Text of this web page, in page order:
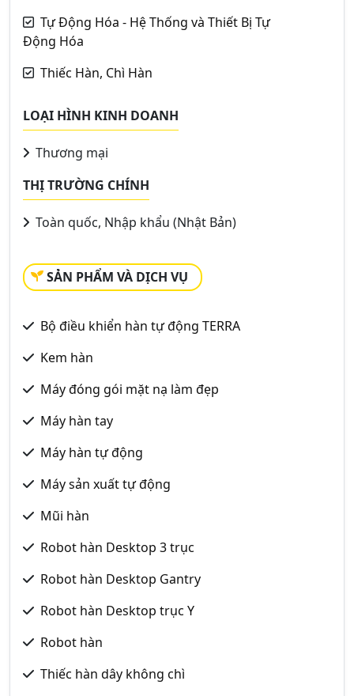
Tự Động Hóa - Hệ Thống và Thiết Bị Tự
Động Hóa
Thiếc Hàn, Chì Hàn
LOẠI HÌNH KINH DOANH
Thương mại
THỊ TRƯỜNG CHÍNH
Toàn quốc, Nhập khẩu (Nhật Bản)
SẢN PHẨM VÀ DỊCH VỤ
Bộ điều khiển hàn tự động TERRA
Kem hàn
Máy đóng gói mặt nạ làm đẹp
Máy hàn tay
Máy hàn tự động
Máy sản xuất tự động
Mũi hàn
Robot hàn Desktop 3 trục
Robot hàn Desktop Gantry
Robot hàn Desktop trục Y
Robot hàn
Thiếc hàn dây không chì